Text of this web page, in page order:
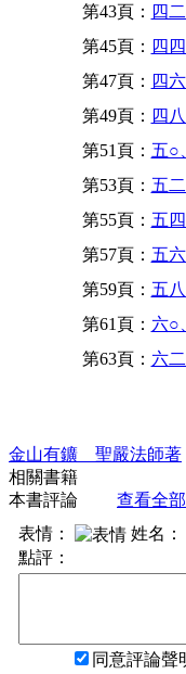
第43頁： 四
第45頁： 四
第47頁： 四
第49頁： 四
第51頁： 五○
第53頁： 五
第55頁： 五
第57頁： 五
第59頁： 五
第61頁： 六○
第63頁： 六
金山有鑛 聖嚴法師著
相關書籍
本書評論
查看全
表情：
姓名：
點評：
同意評論聲